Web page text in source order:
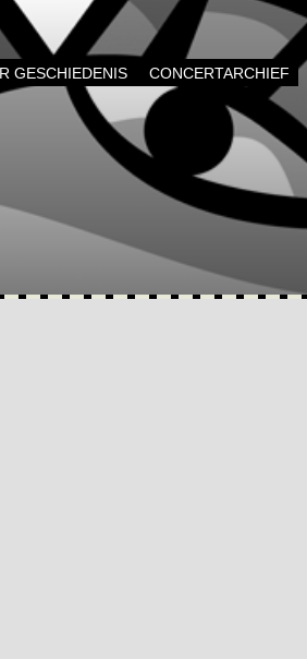
GESCHIEDENIS CONCERTARCHIEF